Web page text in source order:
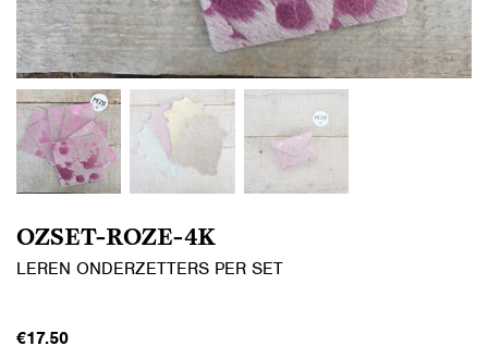
OZSET-ROZE-4K
LEREN ONDERZETTERS PER SET
€17.50